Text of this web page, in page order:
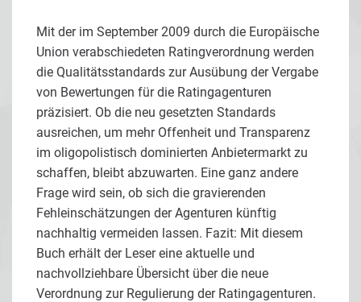
Mit der im September 2009 durch die Europäische
Union verabschiedeten Ratingverordnung werden
die Qualitätsstandards zur Ausübung der Vergabe
von Bewertungen für die Ratingagenturen
präzisiert. Ob die neu gesetzten Standards
ausreichen, um mehr Offenheit und Transparenz
im oligopolistisch dominierten Anbietermarkt zu
schaffen, bleibt abzuwarten. Eine ganz andere
Frage wird sein, ob sich die gravierenden
Fehleinschätzungen der Agenturen künftig
nachhaltig vermeiden lassen. Fazit: Mit diesem
Buch erhält der Leser eine aktuelle und
nachvollziehbare Übersicht über die neue
Verordnung zur Regulierung der Ratingagenturen.